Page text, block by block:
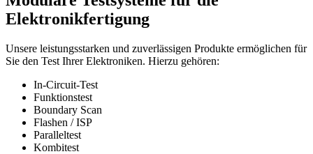
Elektronikfertigung
Unsere leistungsstarken und zuverlässigen Produkte ermöglichen für
Sie den Test Ihrer Elektroniken. Hierzu gehören:
In-Circuit-Test
Funktionstest
Boundary Scan
Flashen / ISP
Paralleltest
Kombitest